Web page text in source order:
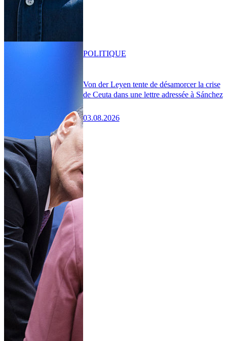
Von der Leyen tente de désamorcer la crise
de Ceuta dans une lettre adressée à Sánchez
03.08.2026
POLITIQUE